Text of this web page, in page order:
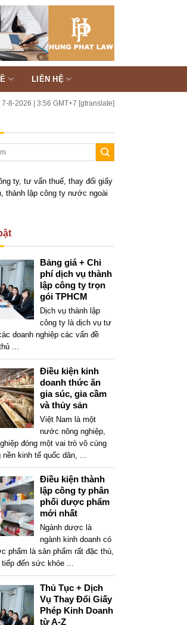
LIÊN HỆ
8-2026 | 3:56 GMT+7 [gtranslate]
ty, tư vấn thuế, thay đổi giấy
thành lập công ty nước ngoài
Bảng giá + Chi
phí dịch vụ thành
lập công ty trọn
gói TPHCM
Dịch vụ thành lập
công ty là dịch vụ tư
doanh nghiệp các vấn đề
...
Điều kiện kinh
doanh thức ăn
gia súc, gia cầm
và thủy sản
Việt Nam là một
nước nông nghiệp,
đóng một vai trò vô cùng
nền kinh tế quốc dân,
Điều kiện thành
lập công ty phân
phối dược phẩm
mới nhất
Ngành dược là
ngành kinh doanh có
phẩm là sản phẩm rất đặc thù,
đến sức khỏe ...
Thủ Tục + Dịch
Vụ Thay Đổi Giấy
Phép Kinh Doanh
từ A-Z